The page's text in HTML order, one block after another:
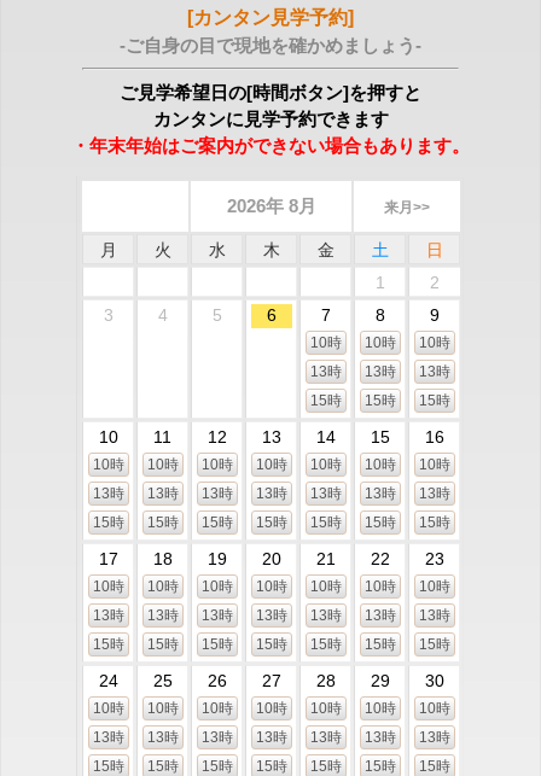
[カンタン見学予約]
-ご自身の目で現地を確かめましょう-
ご見学希望日の[時間ボタン]を押すと
カンタンに見学予約できます
・年末年始はご案内ができない場合もあります。
2026年 8月 来月>>
月 火 水 木 金 土
日
1
2
3
4 5 6 7
10時
13時
15時
8
10時
13時
15時
9
10時
13時
15時
10
10時
13時
15時
11
10時
13時
15時
12
10時
13時
15時
13
10時
13時
15時
14
10時
13時
15時
15
10時
13時
15時
16
10時
13時
15時
17
10時
13時
15時
18
10時
13時
15時
19
10時
13時
15時
20
10時
13時
15時
21
10時
13時
15時
22
10時
13時
15時
23
10時
13時
15時
24
10時
13時
15時
25
10時
13時
15時
26
10時
13時
15時
27
10時
13時
15時
28
10時
13時
15時
29
10時
13時
15時
30
10時
13時
15時